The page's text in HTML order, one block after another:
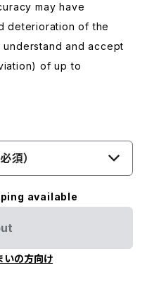
may have
deterioration of the
and accept
of up to
須）
available
いの方向け